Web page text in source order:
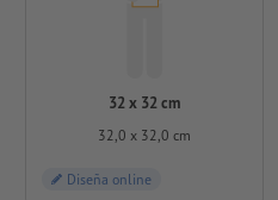
32 x 32 cm
32,0 x 32,0 cm
Diseña online